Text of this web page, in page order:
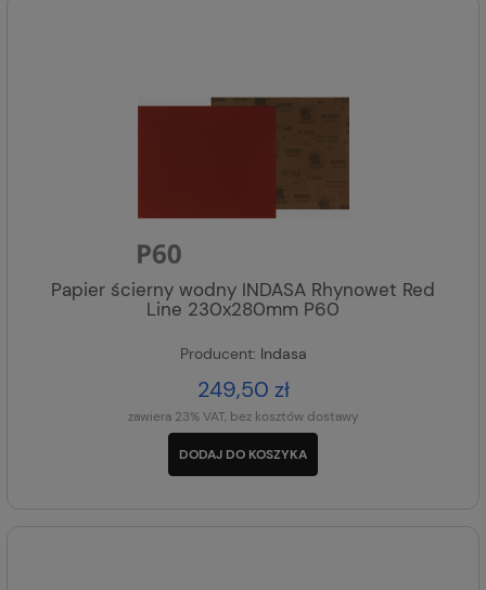
Papier ścierny wodny INDASA Rhynowet Red
Line 230x280mm P60
Producent: Indasa
249,50 zł
zawiera 23% VAT, bez kosztów dostawy
DODAJ DO KOSZYKA